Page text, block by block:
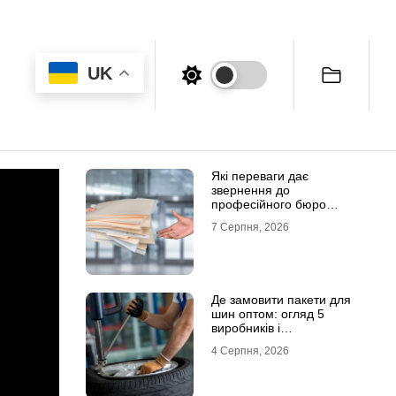
UK
Які переваги дає
звернення до
професійного бюро
7 Серпня, 2026
Де замовити пакети для
шин оптом: огляд 5
виробників і
4 Серпня, 2026